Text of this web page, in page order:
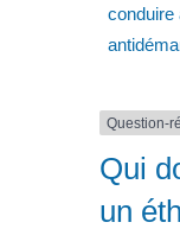
conduire
Question-
Qui
un